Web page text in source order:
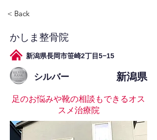
< Back
かしま整骨院
新潟県長岡市笹崎2丁目5−15
シルバー 新潟県
足のお悩みや靴の相談もできるオス
スメ治療院